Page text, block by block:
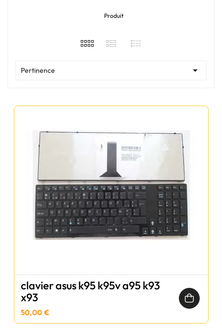
Produit
Pertinence 
clavier asus k95 k95v a95 k93
x93
50,00 €